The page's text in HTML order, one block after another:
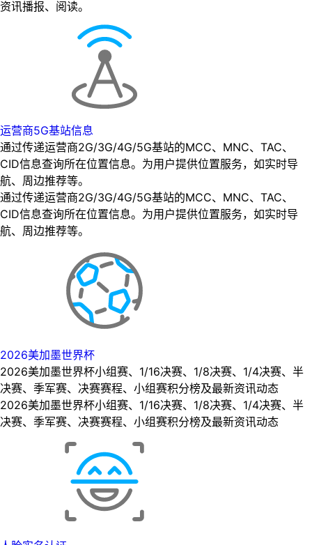
资讯播报、阅读。
运营商5G基站信息
通过传递运营商2G/3G/4G/5G基站的MCC、MNC、TAC、
CID信息查询所在位置信息。为用户提供位置服务，如实时导
航、周边推荐等。
通过传递运营商2G/3G/4G/5G基站的MCC、MNC、TAC、
CID信息查询所在位置信息。为用户提供位置服务，如实时导
航、周边推荐等。
2026美加墨世界杯
2026美加墨世界杯小组赛、1/16决赛、1/8决赛、1/4决赛、半
决赛、季军赛、决赛赛程、小组赛积分榜及最新资讯动态
2026美加墨世界杯小组赛、1/16决赛、1/8决赛、1/4决赛、半
决赛、季军赛、决赛赛程、小组赛积分榜及最新资讯动态